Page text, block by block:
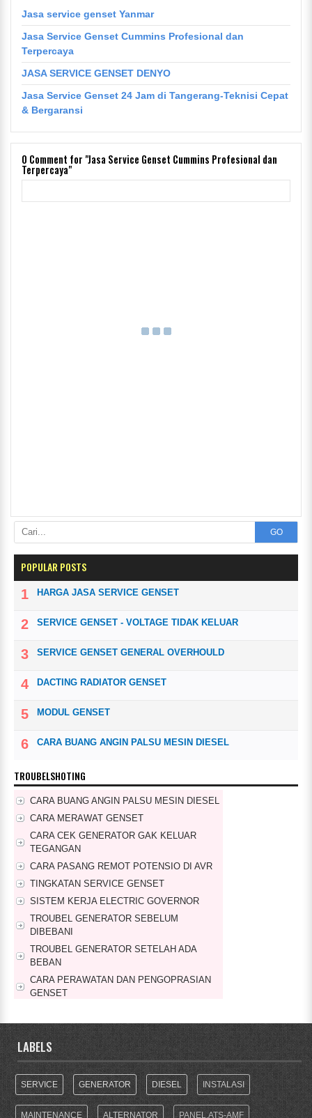
Jasa service genset Yanmar
Jasa Service Genset Cummins Profesional dan
Terpercaya
JASA SERVICE GENSET DENYO
Jasa Service Genset 24 Jam di Tangerang-Teknisi Cepat
& Bergaransi
0 Comment for "Jasa Service Genset Cummins Profesional dan
Terpercaya"
GO
POPULAR POSTS
HARGA JASA SERVICE GENSET
SERVICE GENSET - VOLTAGE TIDAK KELUAR
SERVICE GENSET GENERAL OVERHOULD
DACTING RADIATOR GENSET
MODUL GENSET
CARA BUANG ANGIN PALSU MESIN DIESEL
TROUBELSHOTING
CARA BUANG ANGIN PALSU MESIN DIESEL
CARA MERAWAT GENSET
CARA CEK GENERATOR GAK KELUAR
TEGANGAN
CARA PASANG REMOT POTENSIO DI AVR
TINGKATAN SERVICE GENSET
SISTEM KERJA ELECTRIC GOVERNOR
TROUBEL GENERATOR SEBELUM
DIBEBANI
TROUBEL GENERATOR SETELAH ADA
BEBAN
CARA PERAWATAN DAN PENGOPRASIAN
GENSET
MINGGU
LABELS
SERVICE GENERATOR DIESEL INSTALASI
MAINTENANCE ALTERNATOR PANEL.ATS-AMF